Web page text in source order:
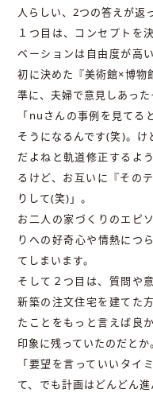
人らしい、2つの答えが返
１つ目は、コンセプトを
ベーションは自由度が高
初に決めた『美術館×博物
準に、夫婦で意見しあった
「nuさんの事例を見てる
そうになるんです(笑)。け
だよねと軌道修正するよ
るけど、お互いに『その
りして(笑)」。
お二人の家づくりのエピ
りへの好奇心や情熱につ
てしまいます。
そして２つ目は、質問や
新築の注文住宅を建てた
たことをもっと言えば良
印象に残っていたのだとか
「要望を言っていいタイ
て、でも計画はどんどん